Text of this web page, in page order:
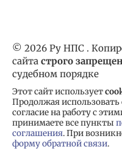
© 2026 Ру НПС .
сайта строго
судебном порядке
Этот сайт использует
Продолжая использовать
согласие на работу с
принимаете все пункты
соглашения. При
форму обратной связи.